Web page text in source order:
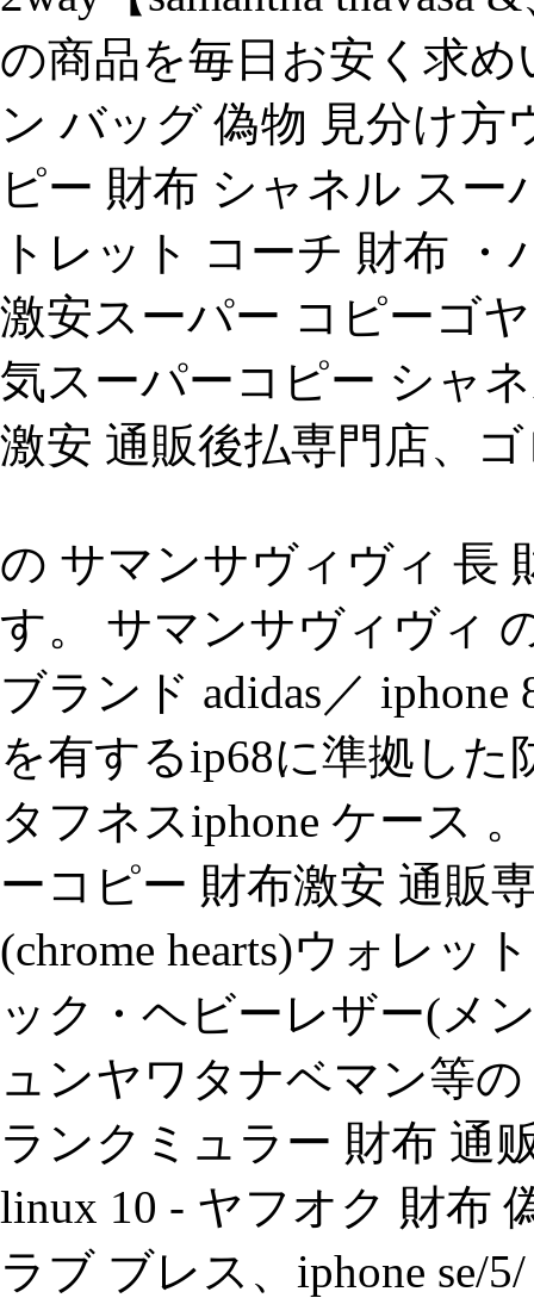
の商品を毎日お安く求
ン バッグ 偽物 見分け
ピー 財布 シャネル ス
トレット コーチ 財布 ・
激安スーパー コピーゴ
気スーパーコピー シャ
激安 通販後払専門店、
の サマンサヴィヴィ 長
す。 サマンサヴィヴィ
ブランド adidas／
を有するip68に準拠した
タフネスiphone ケース
ーコピー 財布激安 通販
(chrome hearts)ウォレッ
ック・ヘビーレザー(メ
ュンヤワタナベマン等
ランクミュラー 財布 通
linux 10 - ヤフオク 財布
ラブ ブレス、iphone se/